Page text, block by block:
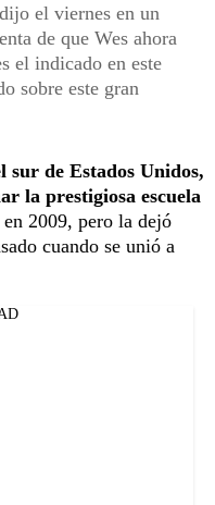
el viernes en un
de que Wes ahora
el indicado en este
sobre este gran
sur de Estados Unidos,
la prestigiosa escuela
en 2009, pero la dejó
cuando se unió a